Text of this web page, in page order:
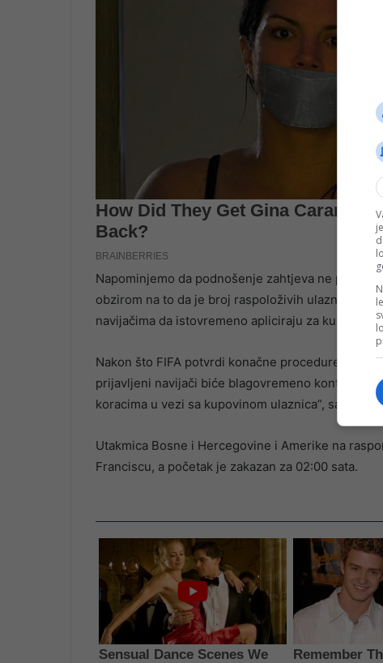
Napominjemo da podnošenje zahtjeva ne
obzirom na to da je broj raspoloživih ulaznica
navijačima da istovremeno apliciraju za kupovinu
Nakon što FIFA potvrdi konačne procedure
prijavljeni navijači biće blagovremeno
koracima u vezi sa kupovinom ulaznica”, saopćio
Utakmica Bosne i Hercegovine i Amerike na
Franciscu, a početak je zakazan za 02:00 sata.